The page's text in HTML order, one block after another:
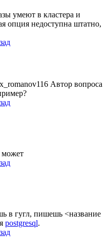
умеют в кластера и
опция недоступна штатно,
Автор вопроса
может
в гугл, пишешь <название
postgresql.